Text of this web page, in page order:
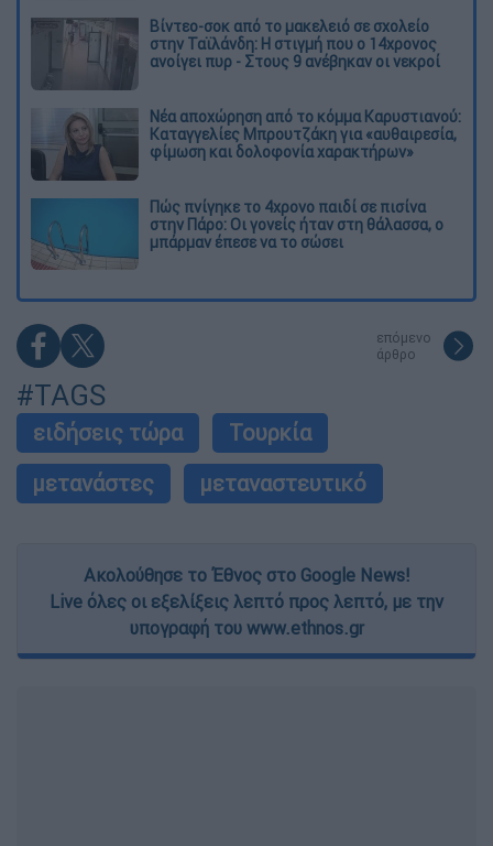
Βίντεο-σοκ από το μακελειό σε σχολείο
στην Ταϊλάνδη: Η στιγμή που ο 14χρονος
ανοίγει πυρ - Στους 9 ανέβηκαν οι νεκροί
Νέα αποχώρηση από το κόμμα Καρυστιανού:
Καταγγελίες Μπρουτζάκη για «αυθαιρεσία,
φίμωση και δολοφονία χαρακτήρων»
Πώς πνίγηκε το 4χρονο παιδί σε πισίνα
στην Πάρο: Οι γονείς ήταν στη θάλασσα, ο
μπάρμαν έπεσε να το σώσει
επόμενο
άρθρο
#TAGS
ειδήσεις τώρα
Τουρκία
μετανάστες
μεταναστευτικό
Ακολούθησε το Έθνος στο Google News!
Live όλες οι εξελίξεις λεπτό προς λεπτό, με την
υπογραφή του www.ethnos.gr